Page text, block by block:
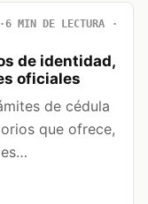
6 MIN DE LECTURA
de identidad,
oficiales
de cédula
que ofrece,